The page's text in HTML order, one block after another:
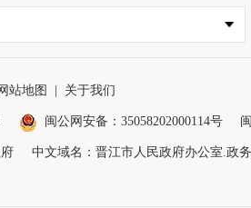
站地图 关于我们
闽公网安备：35058202000114号
中文域名：晋江市人民政府办公室.政务